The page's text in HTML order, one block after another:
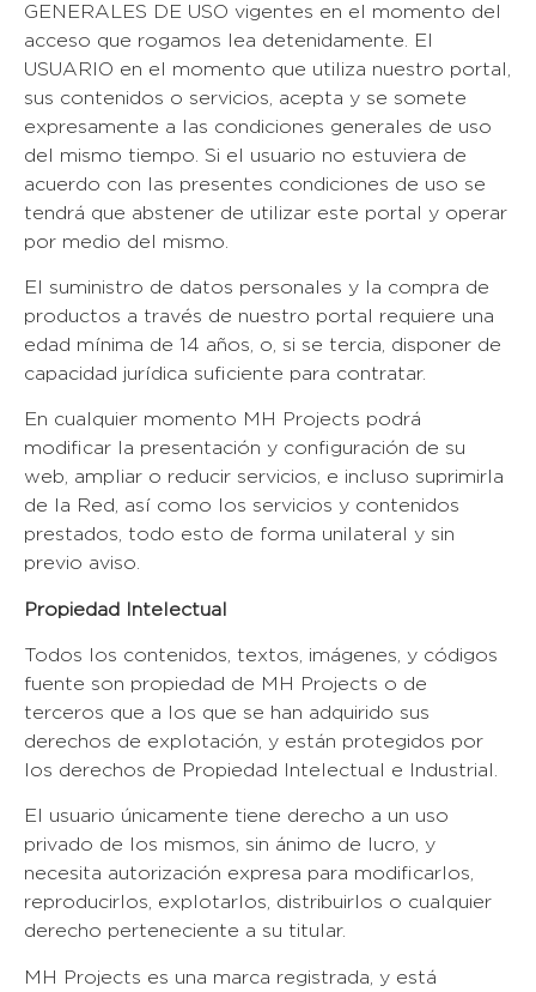
GENERALES DE USO vigentes en el momento del
acceso que rogamos lea detenidamente. El
USUARIO en el momento que utiliza nuestro portal,
sus contenidos o servicios, acepta y se somete
expresamente a las condiciones generales de uso
del mismo tiempo. Si el usuario no estuviera de
acuerdo con las presentes condiciones de uso se
tendrá que abstener de utilizar este portal y operar
por medio del mismo.
El suministro de datos personales y la compra de
productos a través de nuestro portal requiere una
edad mínima de 14 años, o, si se tercia, disponer de
capacidad jurídica suficiente para contratar.
En cualquier momento MH Projects podrá
modificar la presentación y configuración de su
web, ampliar o reducir servicios, e incluso suprimirla
de la Red, así como los servicios y contenidos
prestados, todo esto de forma unilateral y sin
previo aviso.
Propiedad Intelectual
Todos los contenidos, textos, imágenes, y códigos
fuente son propiedad de MH Projects o de
terceros que a los que se han adquirido sus
derechos de explotación, y están protegidos por
los derechos de Propiedad Intelectual e Industrial.
El usuario únicamente tiene derecho a un uso
privado de los mismos, sin ánimo de lucro, y
necesita autorización expresa para modificarlos,
reproducirlos, explotarlos, distribuirlos o cualquier
derecho perteneciente a su titular.
MH Projects es una marca registrada, y está